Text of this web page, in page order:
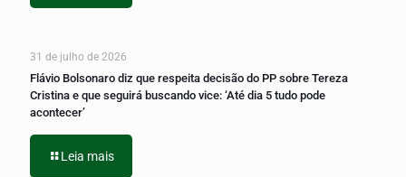
31 de julho de 2026
Flávio Bolsonaro diz que respeita decisão do PP sobre Tereza
Cristina e que seguirá buscando vice: ‘Até dia 5 tudo pode
acontecer’
Leia mais